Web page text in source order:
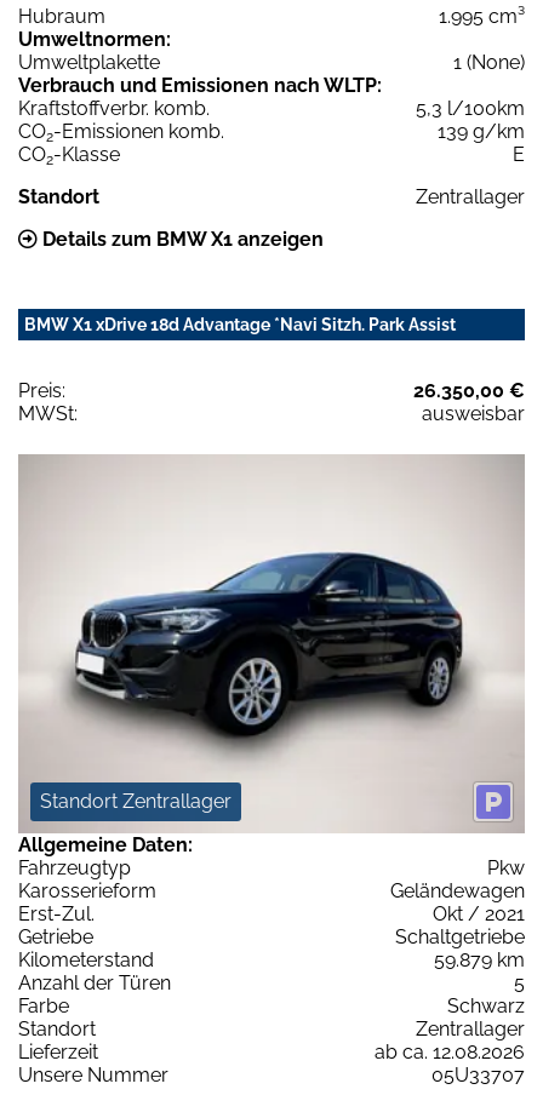
Hubraum
1.995 cm³
Umweltnormen:
Umweltplakette
1 (None)
Verbrauch und Emissionen nach WLTP:
Kraftstoffverbr. komb.
5,3 l/100km
CO2-Emissionen komb.
139 g/km
CO2-Klasse
E
Standort
Zentrallager
Details zum BMW X1 anzeigen
BMW X1 xDrive 18d Advantage *Navi Sitzh. Park Assist
Preis:
26.350,00 €
MWSt:
ausweisbar
Standort Zentrallager
Allgemeine Daten:
Fahrzeugtyp
Pkw
Karosserieform
Geländewagen
Erst-Zul.
Okt / 2021
Getriebe
Schaltgetriebe
Kilometerstand
59.879 km
Anzahl der Türen
5
Farbe
Schwarz
Standort
Zentrallager
Lieferzeit
ab ca. 12.08.2026
Unsere Nummer
05U33707